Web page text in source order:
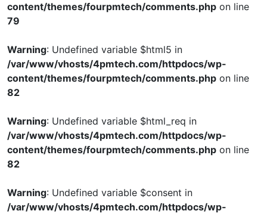
content/themes/fourpmtech/comments.php on line
79
Warning: Undefined variable $html5 in
/var/www/vhosts/4pmtech.com/httpdocs/wp-
content/themes/fourpmtech/comments.php on line
82
Warning: Undefined variable $html_req in
/var/www/vhosts/4pmtech.com/httpdocs/wp-
content/themes/fourpmtech/comments.php on line
82
Warning: Undefined variable $consent in
/var/www/vhosts/4pmtech.com/httpdocs/wp-